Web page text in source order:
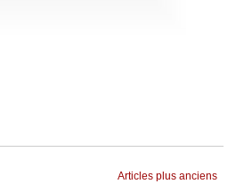
Articles plus anciens